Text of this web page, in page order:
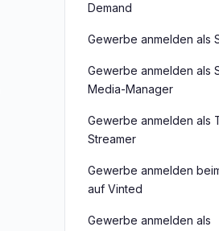
Demand
Gewerbe anmelden als
Gewerbe anmelden als
Media-Manager
Gewerbe anmelden als
Streamer
Gewerbe anmelden
auf Vinted
Gewerbe anmelden als